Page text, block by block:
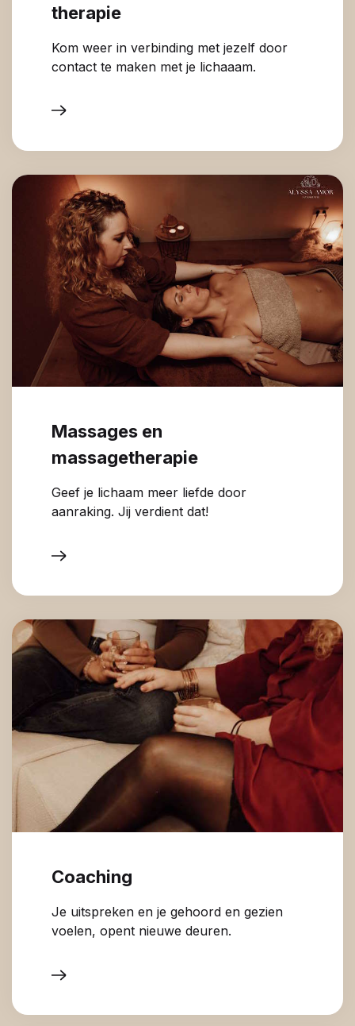
therapie
Kom weer in verbinding met jezelf door
contact te maken met je lichaaam.
Massages en
massagetherapie
Geef je lichaam meer liefde door
aanraking. Jij verdient dat!
Coaching
Je uitspreken en je gehoord en gezien
voelen, opent nieuwe deuren.